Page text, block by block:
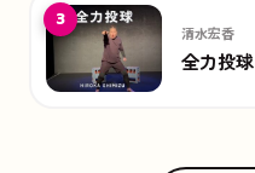
3 清水宏香
全力投球